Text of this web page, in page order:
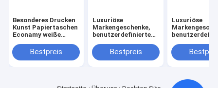
Besonderes Drucken
Kunst Papiertaschen
Econamy weiße
mit Matte-
Lamination
Bestpreis
Luxuriöse
Markengeschenke,
benutzerdefinierte
Ihrem eigenen Logo
Bestpreis
Luxuriöse
Ihrem eigenen